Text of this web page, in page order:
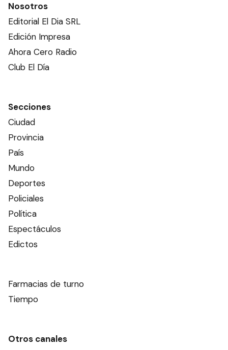
Nosotros
Editorial El Dia SRL
Edición Impresa
Ahora Cero Radio
Club El Día
Secciones
Ciudad
Provincia
País
Mundo
Deportes
Policiales
Política
Espectáculos
Edictos
Farmacias de turno
Tiempo
Otros canales